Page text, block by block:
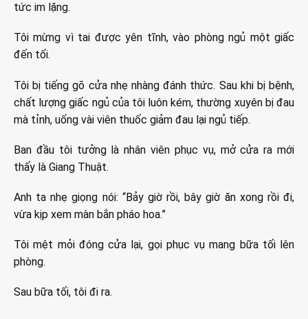
tức im lặng.
Tôi mừng vì tai được yên tĩnh, vào phòng ngủ một giấc
đến tối.
Tôi bị tiếng gõ cửa nhẹ nhàng đánh thức. Sau khi bị bệnh,
chất lượng giấc ngủ của tôi luôn kém, thường xuyên bị đau
mà tỉnh, uống vài viên thuốc giảm đau lại ngủ tiếp.
Ban đầu tôi tưởng là nhân viên phục vụ, mở cửa ra mới
thấy là Giang Thuật.
Anh ta nhẹ giọng nói: “Bảy giờ rồi, bây giờ ăn xong rồi đi,
vừa kịp xem màn bắn pháo hoa.”
Tôi mệt mỏi đóng cửa lại, gọi phục vụ mang bữa tối lên
phòng.
Sau bữa tối, tôi đi ra.